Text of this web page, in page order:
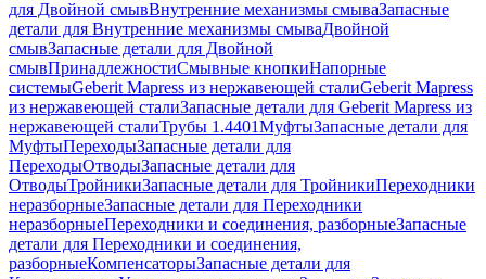
для Двойной смывВнутренние механизмы смываЗапасные
детали для Внутренние механизмы смываДвойной
смывЗапасные детали для Двойной
смывПринадлежностиСмывные кнопкиНапорные
системыGeberit Mapress из нержавеющей сталиGeberit Mapress
из нержавеющей сталиЗапасные детали для Geberit Mapress из
нержавеющей сталиТрубы 1.4401МуфтыЗапасные детали для
МуфтыПереходыЗапасные детали для
ПереходыОтводыЗапасные детали для
ОтводыТройникиЗапасные детали для ТройникиПереходники
неразборныеЗапасные детали для Переходники
неразборныеПереходники и соединения, разборныеЗапасные
детали для Переходники и соединения,
разборныеКомпенсаторыЗапасные детали для